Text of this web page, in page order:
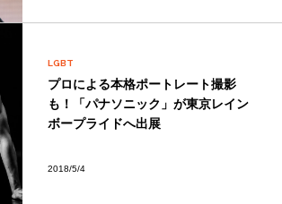
LGBT
プロによる本格ポートレート撮影
も！「パナソニック」が東京レイン
ボープライドへ出展
2018/5/4